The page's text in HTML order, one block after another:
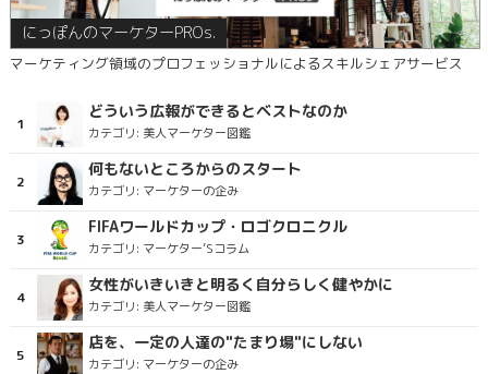
にっぽんのマーケターPROs.
マーケティング領域のプロフェッショナルによるスキルシェアサービス
どういう広報ができるとベストなのか
カテゴリ: 美人マーケター図鑑
何もないところからのスタート
カテゴリ: マーケターの企み
FIFAワールドカップ・ロゴクロニクル
カテゴリ: マーケター’Sコラム
女性がいきいきと明るく自分らしく健やかに
カテゴリ: 美人マーケター図鑑
店を、一定の人達の"たまり場"にしない
カテゴリ: マーケターの企み